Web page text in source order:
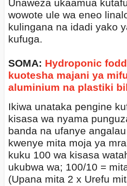
Unaweza ukaamua
wowote ule wa eneo
kulingana na idadi yako
kufuga.
SOMA: Hydroponic
kuotesha majani ya
aluminium na plastiki
Ikiwa unataka pengine
kisasa wa nyama
banda na ufanye
kwenye mita moja ya
kuku 100 wa kisasa
ukubwa wa; 100/10 =
(Upana mita 2 x Urefu